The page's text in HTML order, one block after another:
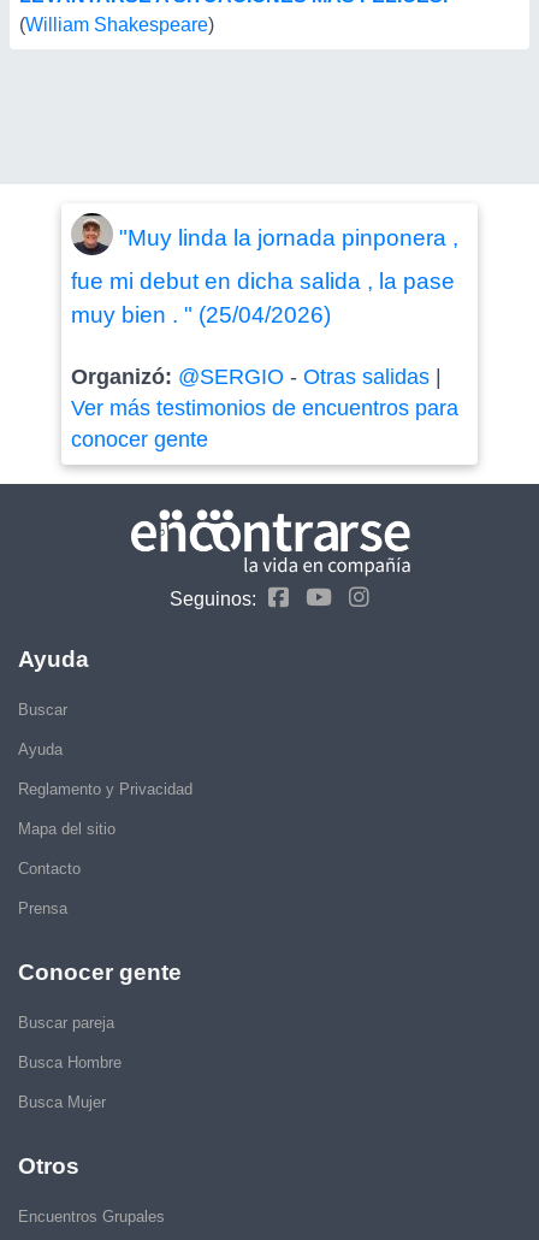
(William Shakespeare)
"Muy linda la jornada pinponera ,
fue mi debut en dicha salida , la pase
muy bien . " (25/04/2026)
Organizó: @SERGIO - Otras salidas|
Ver más testimonios de encuentros para
conocer gente
Seguinos:
Ayuda
Buscar
Ayuda
Reglamento y Privacidad
Mapa del sitio
Contacto
Prensa
Conocer gente
Buscar pareja
Busca Hombre
Busca Mujer
Otros
Encuentros Grupales